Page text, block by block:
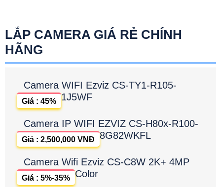
LẮP CAMERA GIÁ RẺ CHÍNH
HÃNG
Camera WIFI Ezviz CS-TY1-R105-
1J5WF
Giá : 45%
Camera IP WIFI EZVIZ CS-H80x-R100-
8G82WKFL
Giá : 2,500,000 VNĐ
Camera Wifi Ezviz CS-C8W 2K+ 4MP
Color
Giá : 5%-35%